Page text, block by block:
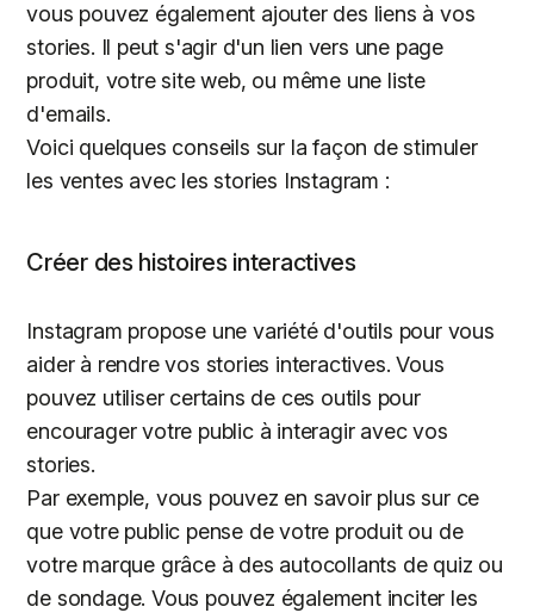
vous pouvez également ajouter des liens à vos
stories. Il peut s'agir d'un lien vers une page
produit, votre site web, ou même une liste
d'emails.
Voici quelques conseils sur la façon de stimuler
les ventes avec les stories Instagram :
Créer des histoires interactives
Instagram propose une variété d'outils pour vous
aider à rendre vos stories interactives. Vous
pouvez utiliser certains de ces outils pour
encourager votre public à interagir avec vos
stories.
Par exemple, vous pouvez en savoir plus sur ce
que votre public pense de votre produit ou de
votre marque grâce à des autocollants de quiz ou
de sondage. Vous pouvez également inciter les